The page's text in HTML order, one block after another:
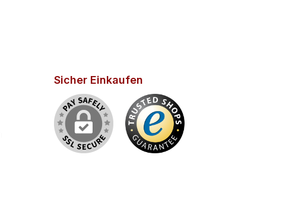
Sicher Einkaufen